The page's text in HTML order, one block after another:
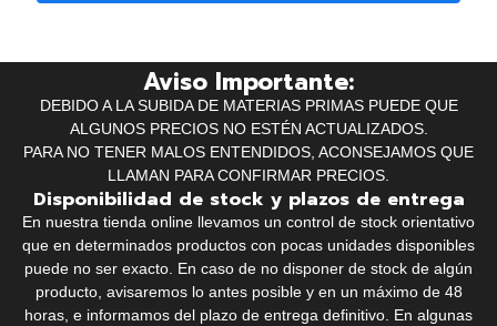
Aviso Importante:
DEBIDO A LA SUBIDA DE MATERIAS PRIMAS PUEDE QUE
ALGUNOS PRECIOS NO ESTÉN ACTUALIZADOS.
PARA NO TENER MALOS ENTENDIDOS, ACONSEJAMOS QUE
LLAMAN PARA CONFIRMAR PRECIOS.
Disponibilidad de stock y plazos de entrega
En nuestra tienda online llevamos un control de stock orientativo
que en determinados productos con pocas unidades disponibles
puede no ser exacto. En caso de no disponer de stock de algún
producto, avisaremos lo antes posible y en un máximo de 48
horas, e informamos del plazo de entrega definitivo. En algunas